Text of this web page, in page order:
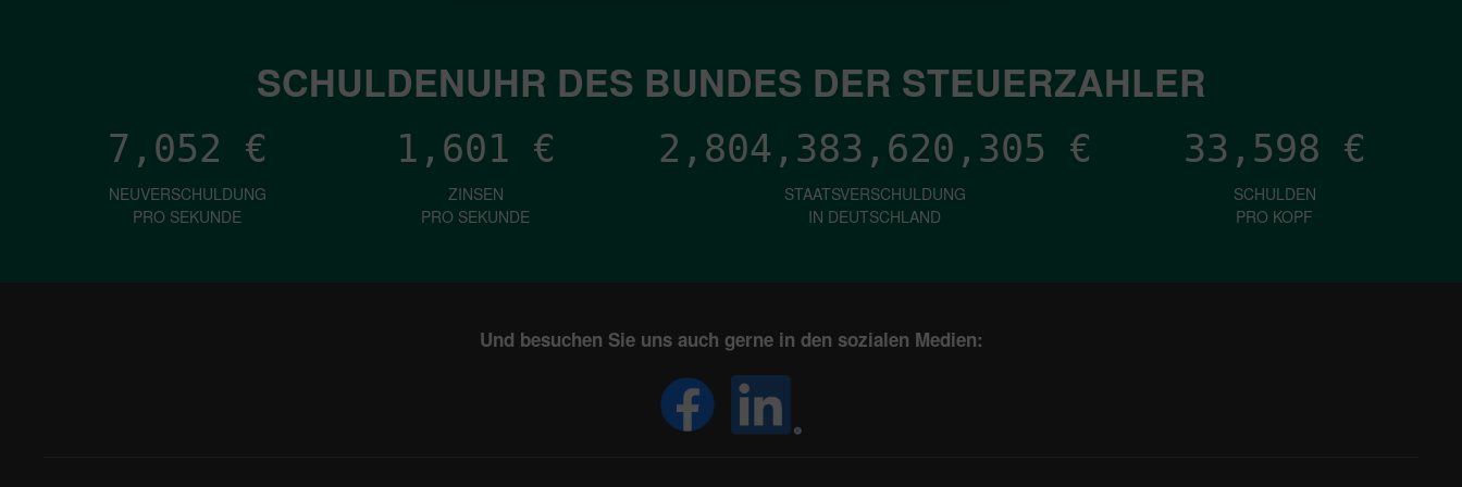
SCHULDENUHR DES BUNDES DER STEUERZAHLER
7,052 €
NEUVERSCHULDUNG
PRO SEKUNDE
1,601 €
ZINSEN
PRO SEKUNDE
2,804,383,622,406 €
STAATSVERSCHULDUNG
IN DEUTSCHLAND
33,598 €
SCHULDEN
PRO KOPF
Und besuchen Sie uns auch gerne in den sozialen Medien: